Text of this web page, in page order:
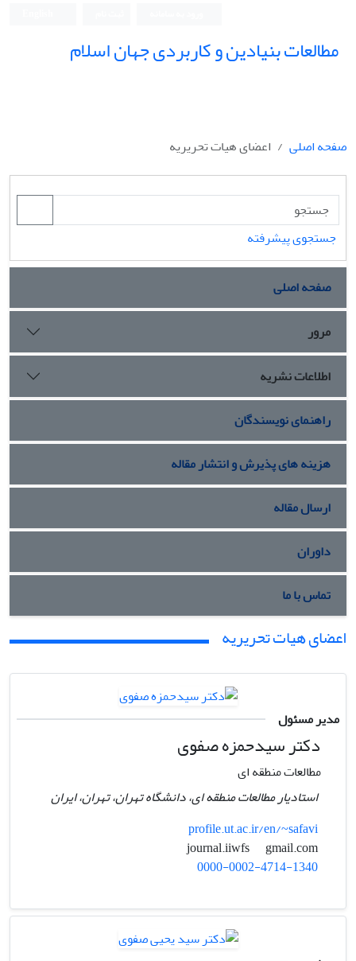
مطالعات بنیادین و کاربردی جهان اسلام
صفحه اصلی اعضای هیات تحریریه
جستجوی پیشرفته
صفحه اصلی
مرور
اطلاعات نشریه
راهنمای نویسندگان
هزینه های پذیرش و انتشار مقاله
ارسال مقاله
داوران
تماس با ما
اعضای هیات تحریریه
مدیر مسئول
دکتر سیدحمزه صفوی
مطالعات منطقه ای
استادیار مطالعات منطقه ای، دانشگاه تهران، تهران، ایران
profile.ut.ac.ir/en/~safavi
gmail.com
0000-0002-4714-1340